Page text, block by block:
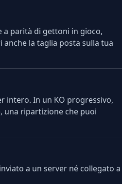
a parità di gettoni in gioco,
la taglia posta sulla tua
intero. In un KO progressivo,
una ripartizione che puoi
a un server né collegato a